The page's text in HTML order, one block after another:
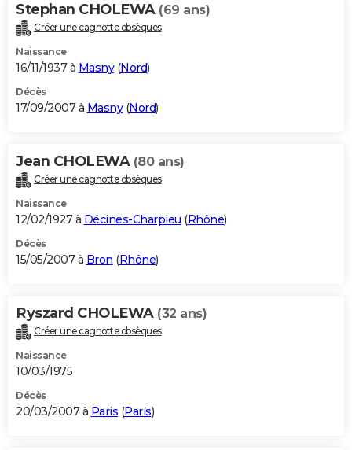
Stephan CHOLEWA (69 ans)
Créer une cagnotte obsèques
Naissance
16/11/1937 à Masny(Nord)
Décès
17/09/2007 à Masny(Nord)
Jean CHOLEWA (80 ans)
Créer une cagnotte obsèques
Naissance
12/02/1927 à Décines-Charpieu (Rhône)
Décès
15/05/2007 à Bron (Rhône)
Ryszard CHOLEWA (32 ans)
Créer une cagnotte obsèques
Naissance
10/03/1975
Décès
20/03/2007 à Paris (Paris)